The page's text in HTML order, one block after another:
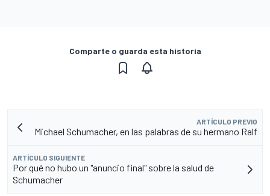
Comparte o guarda esta historia
ARTÍCULO PREVIO
Michael Schumacher, en las palabras de su hermano Ralf
ARTÍCULO SIGUIENTE
Por qué no hubo un "anuncio final" sobre la salud de
Schumacher